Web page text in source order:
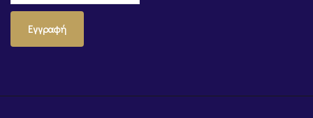
Εγγραφή